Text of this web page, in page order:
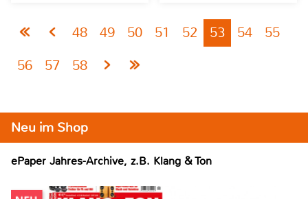
48 49 50 51 52 53 54
55
56
57 58
Neu im Shop
ePaper Jahres-Archive, z.B. Klang & Ton